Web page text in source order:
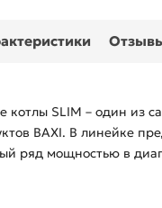
котлы SLIM – один из
BAXI. В линейке
ряд мощностью в